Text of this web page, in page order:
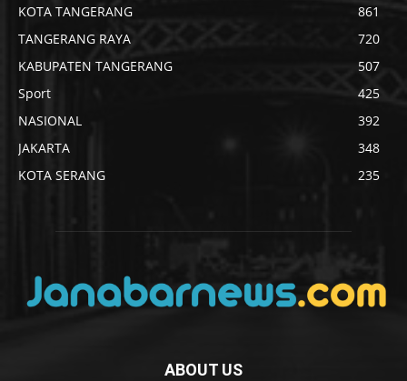
KOTA TANGERANG
861
TANGERANG RAYA
720
KABUPATEN TANGERANG
507
Sport
425
NASIONAL
392
JAKARTA
348
KOTA SERANG
235
ABOUT US